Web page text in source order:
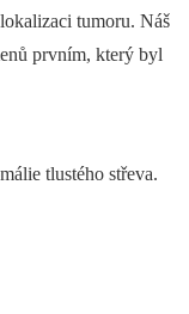
tumoru. Náš
prvním, který byl
tlustého střeva.